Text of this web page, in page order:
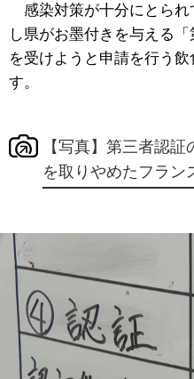
感染対策が十分にとられ
し県がお墨付きを与える
を受けようと申請を行う
す。
【写真】第三者認
を取りやめたフラン